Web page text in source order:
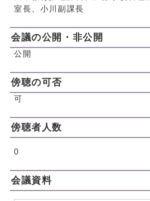
室長、小川副課長
会議の公開・非公開
公開
傍聴の可否
可
傍聴者人数
0
会議資料